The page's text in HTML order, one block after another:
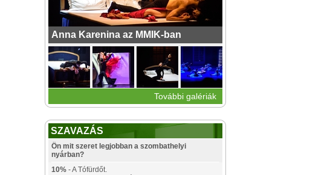
Anna Karenina az MMIK-ban
További galériák
SZAVAZÁS
Ön mit szeret legjobban a szombathelyi
nyárban?
10% - A Tófürdőt.